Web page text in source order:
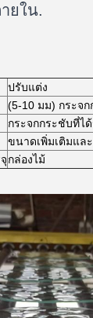
ยใน.
ปรับแต่ง
(5-10 มม) กระจก
กระจกกระชับที่ไ
ขนาดเพิ่มเติมแล
กล่องไม้